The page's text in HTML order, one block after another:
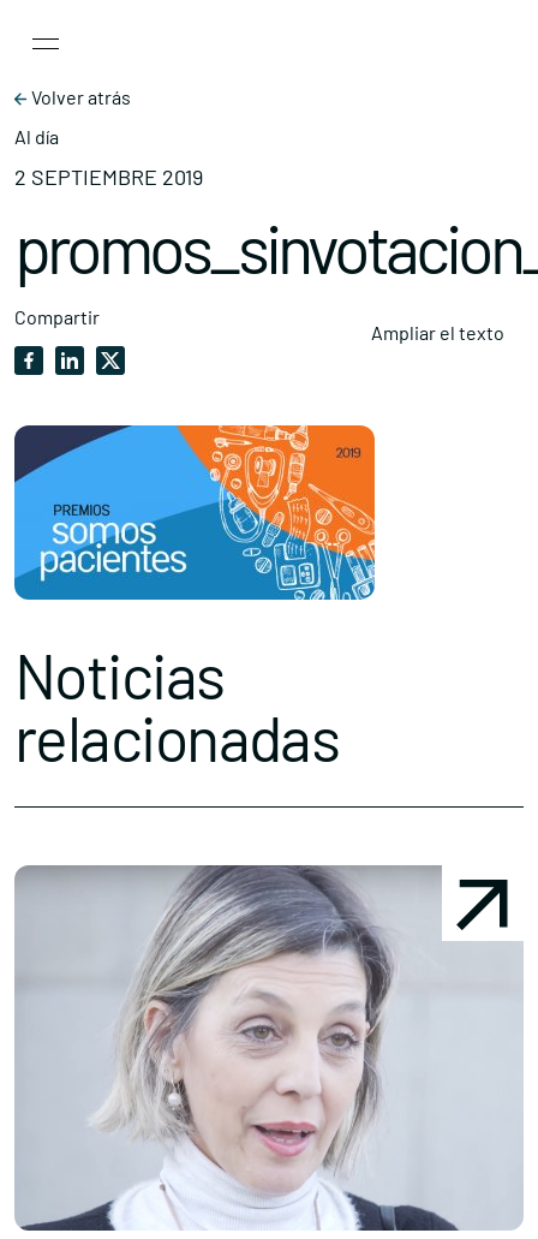
Main Navigation
Volver atrás
Al día
2 SEPTIEMBRE 2019
Compartir
Ampliar el texto
Noticias
relacionadas